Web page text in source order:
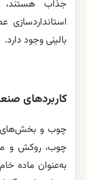
جذاب هستند،
استانداردسازی
بالینی وجود دارد.
کاربردهای
چوب و بخش‌های
چوب، روکش و
به‌عنوان ماده